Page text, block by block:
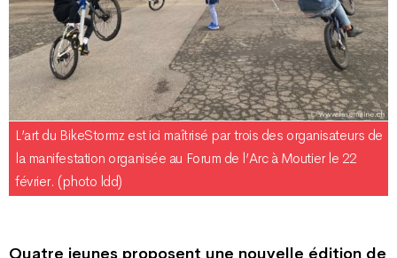
L’art du BikeStormz est ici maîtrisé par trois des organisateurs de
la manifestation organisée au Forum de l’Arc à Moutier le 22
février. (photo ldd)
Quatre jeunes proposent une nouvelle édition de